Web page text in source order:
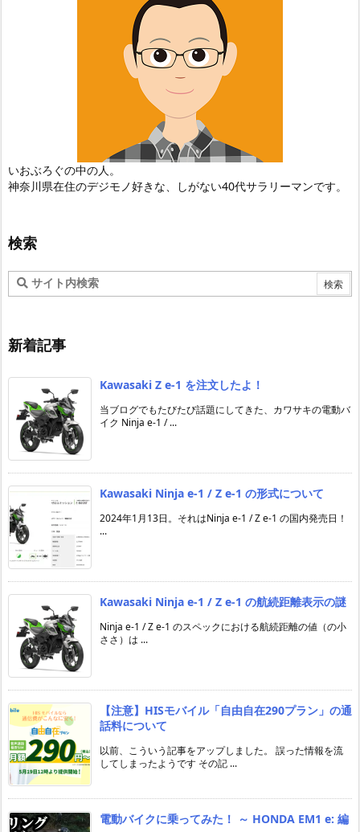
いおぶろぐの中の人。
神奈川県在住のデジモノ好きな、しがない40代サラリーマンです。
検索
新着記事
Kawasaki Z e-1 を注文したよ！
当ブログでもたびたび話題にしてきた、カワサキの電動バ
イク Ninja e-1 / ...
Kawasaki Ninja e-1 / Z e-1 の形式について
2024年1月13日。それはNinja e-1 / Z e-1 の国内発売日！
...
Kawasaki Ninja e-1 / Z e-1 の航続距離表示の謎
Ninja e-1 / Z e-1 のスペックにおける航続距離の値（の小
ささ）は ...
【注意】HISモバイル「自由自在290プラン」の通
話料について
以前、こういう記事をアップしました。 誤った情報を流
してしまったようです その記 ...
電動バイクに乗ってみた！ ～ HONDA EM1 e: 編